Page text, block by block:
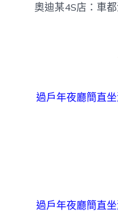
奧迪某4S店：車都
過戶年夜廳簡直
過戶年夜廳簡直